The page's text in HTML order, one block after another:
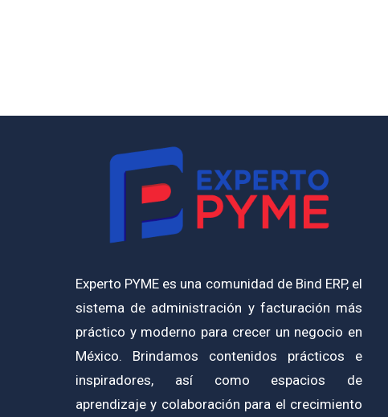
Experto PYME es una comunidad de Bind ERP, el
sistema de administración y facturación más
práctico y moderno para crecer un negocio en
México. Brindamos contenidos prácticos e
inspiradores, así como espacios de
aprendizaje y colaboración para el crecimiento